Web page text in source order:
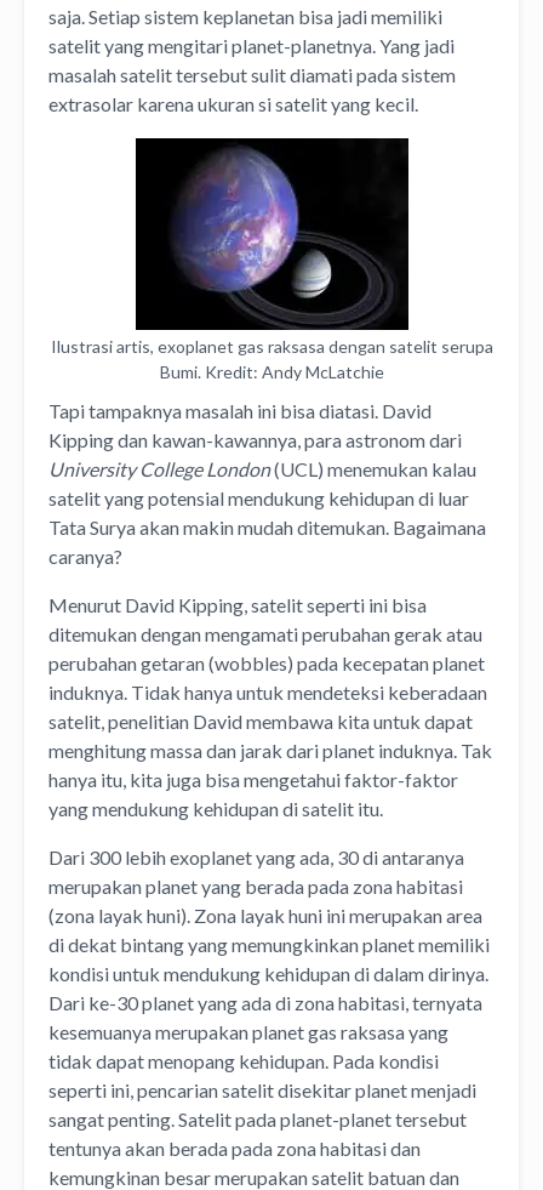
saja. Setiap sistem keplanetan bisa jadi memiliki
satelit yang mengitari planet-planetnya. Yang jadi
masalah satelit tersebut sulit diamati pada sistem
extrasolar karena ukuran si satelit yang kecil.
Ilustrasi artis, exoplanet gas raksasa dengan satelit serupa
Bumi. Kredit: Andy McLatchie
Tapi tampaknya masalah ini bisa diatasi. David
Kipping dan kawan-kawannya, para astronom dari
University College London(UCL) menemukan kalau
satelit yang potensial mendukung kehidupan di luar
Tata Surya akan makin mudah ditemukan. Bagaimana
caranya?
Menurut David Kipping, satelit seperti ini bisa
ditemukan dengan mengamati perubahan gerak atau
perubahan getaran (wobbles) pada kecepatan planet
induknya. Tidak hanya untuk mendeteksi keberadaan
satelit, penelitian David membawa kita untuk dapat
menghitung massa dan jarak dari planet induknya. Tak
hanya itu, kita juga bisa mengetahui faktor-faktor
yang mendukung kehidupan di satelit itu.
Dari 300 lebih exoplanet yang ada, 30 di antaranya
merupakan planet yang berada pada zona habitasi
(zona layak huni). Zona layak huni ini merupakan area
di dekat bintang yang memungkinkan planet memiliki
kondisi untuk mendukung kehidupan di dalam dirinya.
Dari ke-30 planet yang ada di zona habitasi, ternyata
kesemuanya merupakan planet gas raksasa yang
tidak dapat menopang kehidupan. Pada kondisi
seperti ini, pencarian satelit disekitar planet menjadi
sangat penting. Satelit pada planet-planet tersebut
tentunya akan berada pada zona habitasi dan
kemungkinan besar merupakan satelit batuan dan